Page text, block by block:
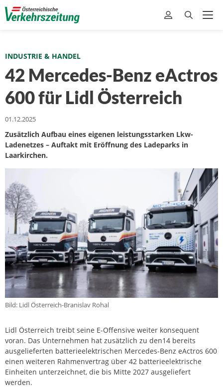
INDUSTRIE & HANDEL
42 Mercedes-Benz eActros
600 für Lidl Österreich
01.12.2025
Zusätzlich Aufbau eines eigenen leistungsstarken Lkw-
Ladenetzes – Auftakt mit Eröffnung des Ladeparks in
Laarkirchen.
Bild: Lidl Österreich-Branislav Rohal
Lidl Österreich treibt seine E-Offensive weiter konsequent
voran. Das Unternehmen hat zusätzlich zu den14 bereits
ausgelieferten batterieelektrischen Mercedes-Benz eActros 600
einen weiteren Rahmenvertrag über 42 batterieelektrische
Einheiten unterzeichnet, die bis Mitte 2027 ausgeliefert
werden.